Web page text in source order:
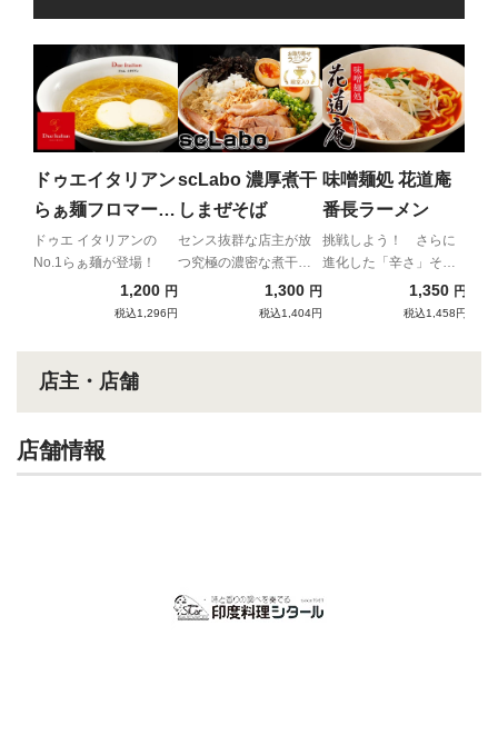
ドゥエイタリアン
らぁ麺フロマージ
ュ
ドゥエ イタリアンの
No.1らぁ麺が登場！
1,200 円
税込1,296円
scLabo 濃厚煮干
しまぜそば
センス抜群な店主が放
つ究極の濃密な煮干し
1,300 円
税込1,404円
味噌麺処 花道庵
番長ラーメン
挑戦しよう！ さらに
進化した「辛さ」そし
て「旨味」に。1,350 円
税込1,458円
店主・店舗
店舗情報